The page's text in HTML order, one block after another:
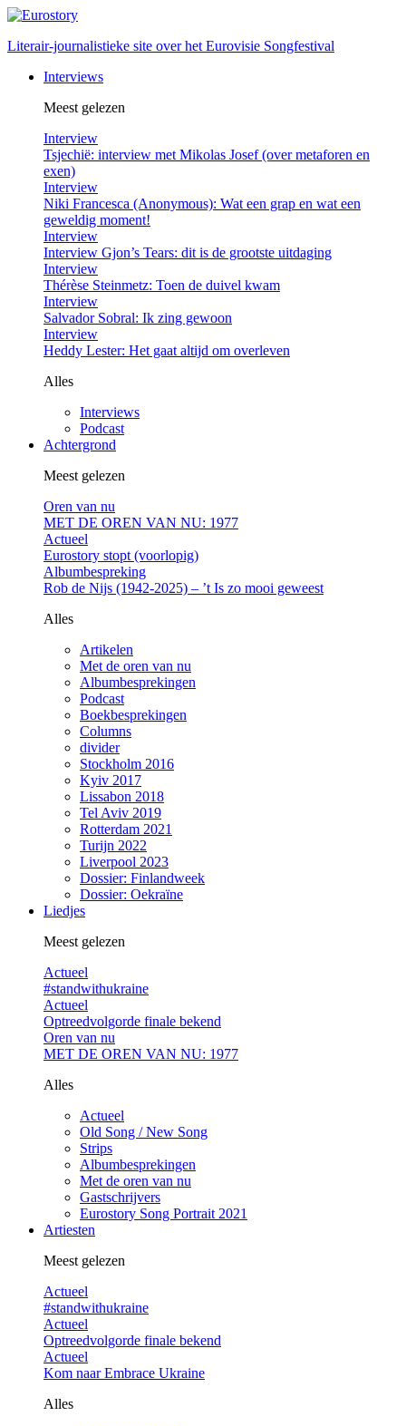
Literair-journalistieke site over het Eurovisie Songfestival
Interviews
Meest gelezen
Interview
Tsjechië: interview met Mikolas Josef (over metaforen en
exen)
Interview
Niki Francesca (Anonymous): Wat een grap en wat een
geweldig moment!
Interview
Interview Gjon’s Tears: dit is de grootste uitdaging
Interview
Thérèse Steinmetz: Toen de duivel kwam
Interview
Salvador Sobral: Ik zing gewoon
Interview
Heddy Lester: Het gaat altijd om overleven
Alles
Interviews
Podcast
Achtergrond
Meest gelezen
Oren van nu
MET DE OREN VAN NU: 1977
Actueel
Eurostory stopt (voorlopig)
Albumbespreking
Rob de Nijs (1942-2025) – ’t Is zo mooi geweest
Alles
Artikelen
Met de oren van nu
Albumbesprekingen
Podcast
Boekbesprekingen
Columns
divider
Stockholm 2016
Kyiv 2017
Lissabon 2018
Tel Aviv 2019
Rotterdam 2021
Turijn 2022
Liverpool 2023
Dossier: Finlandweek
Dossier: Oekraïne
Liedjes
Meest gelezen
Actueel
#standwithukraine
Actueel
Optreedvolgorde finale bekend
Oren van nu
MET DE OREN VAN NU: 1977
Alles
Actueel
Old Song / New Song
Strips
Albumbesprekingen
Met de oren van nu
Gastschrijvers
Eurostory Song Portrait 2021
Artiesten
Meest gelezen
Actueel
#standwithukraine
Actueel
Optreedvolgorde finale bekend
Actueel
Kom naar Embrace Ukraine
Alles